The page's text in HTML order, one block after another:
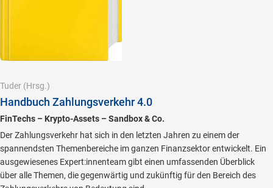
Tuder (Hrsg.)
Handbuch Zahlungsverkehr 4.0
FinTechs – Krypto-Assets – Sandbox & Co.
Der Zahlungsverkehr hat sich in den letzten Jahren zu einem der
spannendsten Themenbereiche im ganzen Finanzsektor entwickelt. Ein
ausgewiesenes Expert:innenteam gibt einen umfassenden Überblick
über alle Themen, die gegenwärtig und zukünftig für den Bereich des